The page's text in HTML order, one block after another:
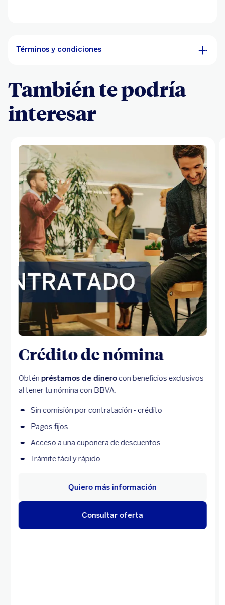
Términos y condiciones
También te podría
interesar
Crédito de nómina
Obtén préstamos de dinerocon beneficios exclusivos
al tener tu nómina con BBVA.
Sin comisión por contratación - crédito
Pagos fijos
Acceso a una cuponera de descuentos
Trámite fácil y rápido
Consultar oferta
Quiero más información